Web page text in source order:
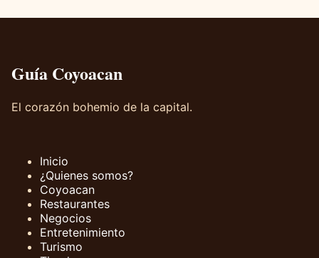
Guía Coyoacan
El corazón bohemio de la capital.
Inicio
¿Quienes somos?
Coyoacan
Restaurantes
Negocios
Entretenimiento
Turismo